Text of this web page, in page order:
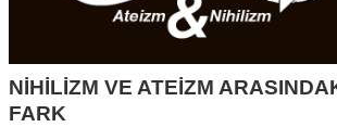
NİHİLİZM VE ATEİZM
FARK